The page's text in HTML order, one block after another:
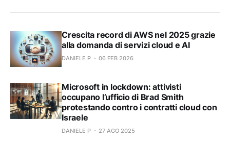
Crescita record di AWS nel 2025 grazie
alla domanda di servizi cloud e AI
DANIELE P 06 FEB 2026
Microsoft in lockdown: attivisti
occupano l’ufficio di Brad Smith
protestando contro i contratti cloud con
Israele
DANIELE P 27 AGO 2025